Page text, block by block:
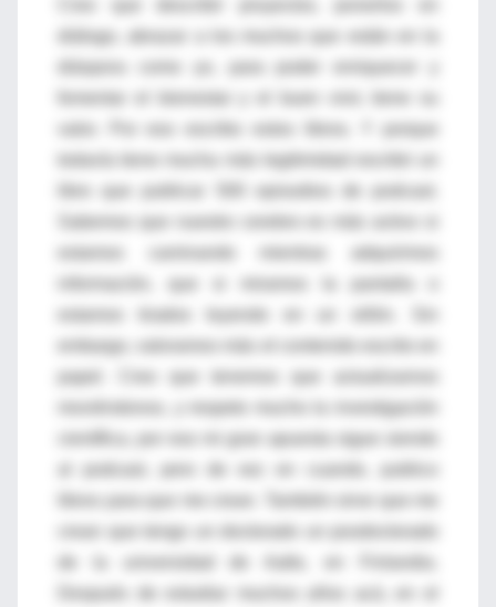
diálogo, abrazar a los muchos que están en la
diáspora como yo, para poder enriquecer y
valor. Por eso escribo estos libros. Y porque
todavía tiene mucha más legitimidad escribir un
embargo, valoramos más el contenido escrito en
papel. Creo que tenemos que actualizarnos
moviéndonos, y respeto mucho la investigación
científica, por eso mi gran apuesta sigue siendo
crean que tengo un doctorado un posdoctorado